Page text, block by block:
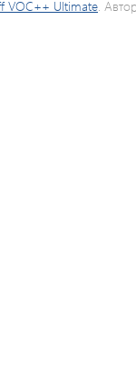
VOC++ Ultimate.